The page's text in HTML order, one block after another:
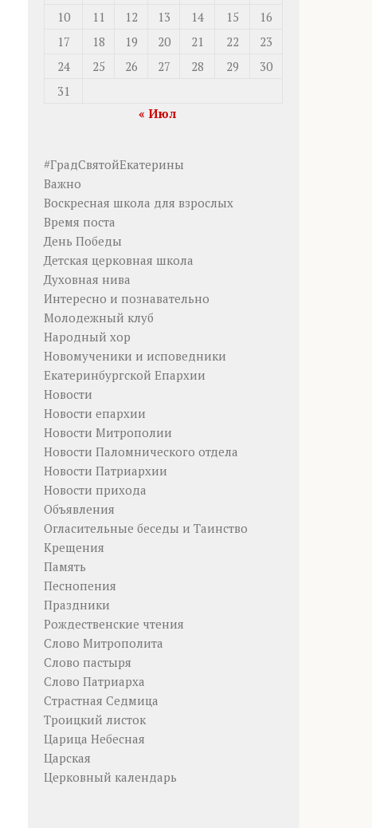
10
11 12 13 14 15
16
17
18 19 20 21 22
23
24
25 26 27 28 29
30
31
« Июл
#ГрадСвятойЕкатерины
Важно
Воскресная школа для взрослых
Время поста
День Победы
Детская церковная школа
Духовная нива
Интересно и познавательно
Молодежный клуб
Народный хор
Новомученики и исповедники
Екатеринбургской Епархии
Новости
Новости епархии
Новости Митрополии
Новости Паломнического отдела
Новости Патриархии
Новости прихода
Объявления
Огласительные беседы и Таинство
Крещения
Память
Песнопения
Праздники
Рождественские чтения
Слово Митрополита
Слово пастыря
Слово Патриарха
Страстная Седмица
Троицкий листок
Царица Небесная
Царская
Церковный календарь